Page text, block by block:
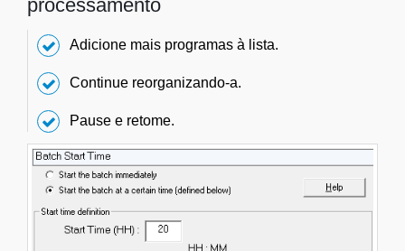
processamento
Adicione mais programas à lista.
Continue reorganizando-a.
Pause e retome.